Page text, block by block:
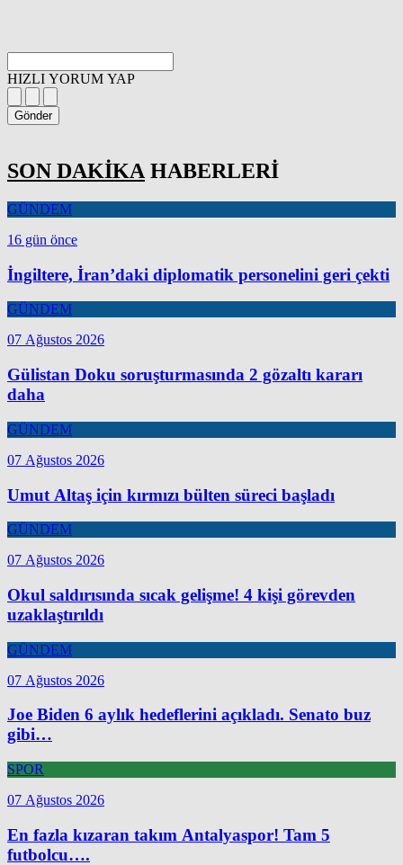
HIZLI YORUM YAP
Gönder
SON DAKİKA HABERLERİ
GÜNDEM
16 gün önce
İngiltere, İran’daki diplomatik personelini geri çekti
GÜNDEM
07 Ağustos 2026
Gülistan Doku soruşturmasında 2 gözaltı kararı
daha
GÜNDEM
07 Ağustos 2026
Umut Altaş için kırmızı bülten süreci başladı
GÜNDEM
07 Ağustos 2026
Okul saldırısında sıcak gelişme! 4 kişi görevden
uzaklaştırıldı
GÜNDEM
07 Ağustos 2026
Joe Biden 6 aylık hedeflerini açıkladı. Senato buz
gibi…
SPOR
07 Ağustos 2026
En fazla kızaran takım Antalyaspor! Tam 5
futbolcu….